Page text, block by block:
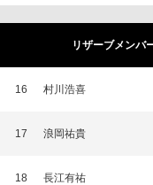
リザーブメンバ
16 村川浩喜
17 浪岡祐貴
18 長江有祐